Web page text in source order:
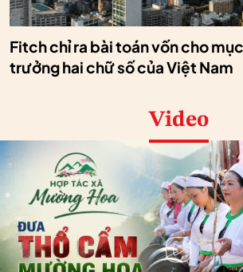
Fitch chỉ ra bài toán vốn cho
trưởng hai chữ số của Việt Nam
Video